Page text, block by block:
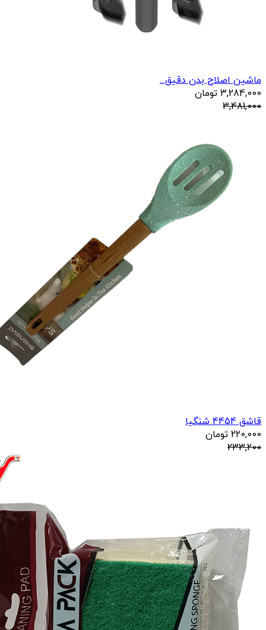
ماشین اصلاح بدن دقیق...
3,284,000 تومان
3,481,000
قاشق 4454 شنگیا
220,000 تومان
233,200